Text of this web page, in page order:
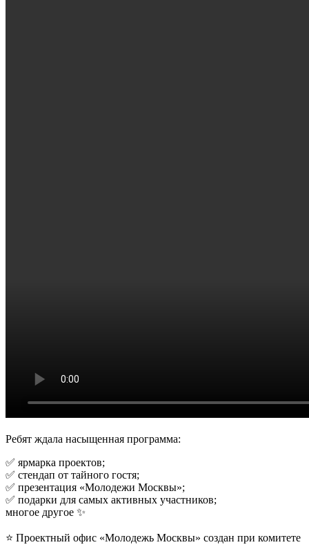
Ребят ждала насыщенная программа:
✅ ярмарка проектов;
✅ стендап от тайного гостя;
✅ презентация «Молодежи Москвы»;
✅ подарки для самых активных участников;
многое другое ✨
⭐ Проектный офис «Молодежь Москвы» создан при комитете